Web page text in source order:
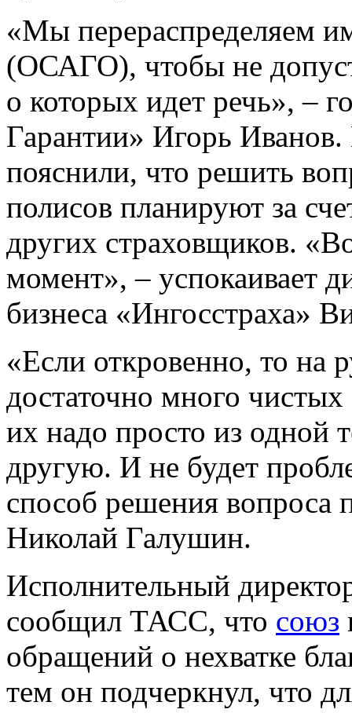
«Мы перераспределяем
(ОСАГО), чтобы не
о которых идет речь», –
Гарантии» Игорь
пояснили, что решить
полисов планируют за
других страховщиков.
момент», – успокаивает
бизнеса «Ингосстраха»
«Если откровенно, то на
достаточно много чистых
их надо просто из одной
другую. И не будет
способ решения
Николай Галушин.
Исполнительный
сообщил ТАСС, что союз
обращений о нехватке
тем он подчеркнул, что